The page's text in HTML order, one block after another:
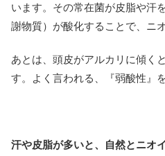
います。その常在菌が皮脂や汗
謝物質）が酸化することで、ニ
あとは、頭皮がアルカリに傾く
す。よく言われる、『弱酸性』
汗や皮脂が多いと、自然とニオ